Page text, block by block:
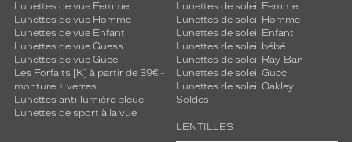
Lunettes de vue Femme
Lunettes de vue Homme
Lunettes de vue Enfant
Lunettes de vue Guess
Lunettes de vue Gucci
Les Forfaits [K] à partir de 39€ -
monture + verres
Lunettes anti-lumière bleue
Lunettes de sport à la vue
Lunettes de soleil Femme
Lunettes de soleil Homme
Lunettes de soleil Enfant
Lunettes de soleil bébé
Lunettes de soleil Ray-Ban
Lunettes de soleil Gucci
Lunettes de soleil Oakley
Soldes
LENTILLES